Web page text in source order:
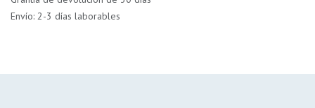
Envío: 2-3 días laborables